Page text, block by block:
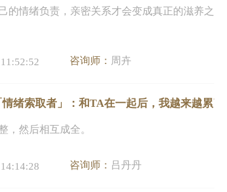
的情绪负责，亲密关系才会变成真正的滋养之
咨询师： 周卉
绪索取者」：和TA在一起后，我越来越累了
，然后相互成全。
咨询师： 吕丹丹